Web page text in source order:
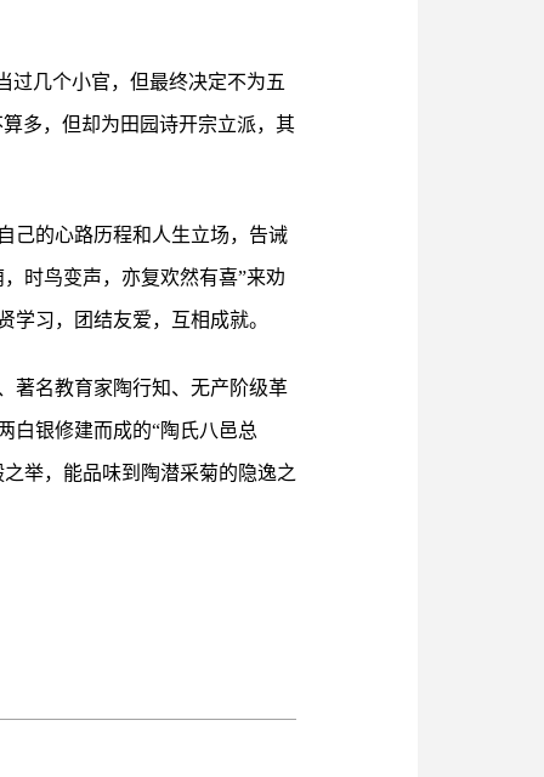
过几个小官，但最终决定不为五
多，但却为田园诗开宗立派，其
己的心路历程和人生立场，告诫
时鸟变声，亦复欢然有喜”来劝
习，团结友爱，互相成就。
著名教育家陶行知、无产阶级革
白银修建而成的“陶氏八邑总
举，能品味到陶潜采菊的隐逸之